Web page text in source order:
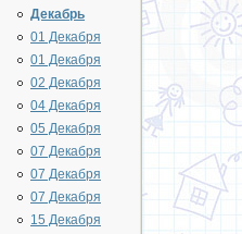
Декабрь
01 Декабря
01 Декабря
02 Декабря
04 Декабря
05 Декабря
07 Декабря
07 Декабря
07 Декабря
15 Декабря